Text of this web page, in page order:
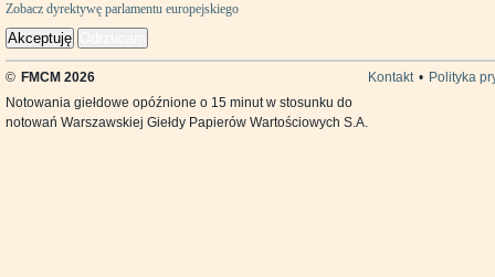
Zobacz dyrektywę parlamentu europejskiego
Akceptuję
© FMCM 2026 Kontakt • Polityka
Notowania giełdowe opóźnione o 15 minut w stosunku do
notowań Warszawskiej Giełdy Papierów Wartościowych S.A.